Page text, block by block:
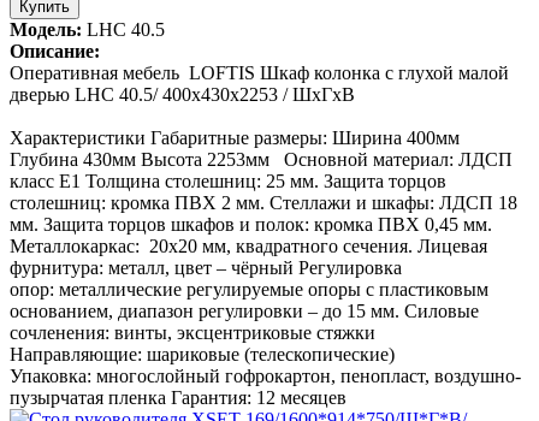
Купить
Модель: LHC 40.5
Описание:
Оперативная мебель LOFTIS Шкаф колонка с глухой малой
дверью LHC 40.5/ 400х430х2253 / ШхГхВ
Характеристики Габаритные размеры: Ширина 400мм
Глубина 430мм Высота 2253мм Основной материал: ЛДСП
класс Е1 Толщина столешниц: 25 мм. Защита торцов
столешниц: кромка ПВХ 2 мм. Стеллажи и шкафы: ЛДСП 18
мм. Защита торцов шкафов и полок: кромка ПВХ 0,45 мм.
Металлокаркас: 20х20 мм, квадратного сечения. Лицевая
фурнитура: металл, цвет – чёрный Регулировка
опор: металлические регулируемые опоры с пластиковым
основанием, диапазон регулировки – до 15 мм. Силовые
сочленения: винты, эксцентриковые стяжки
Направляющие: шариковые (телескопические)
Упаковка: многослойный гофрокартон, пенопласт, воздушно-
пузырчатая пленка Гарантия: 12 месяцев